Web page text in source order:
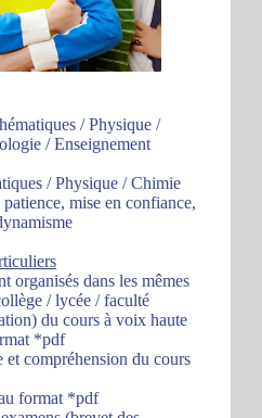
/ Physique /
/ Enseignement
/ Physique / Chimie
mise en confiance,
organisés dans les mêmes
/ lycée / faculté
du cours à voix haute
*pdf
et compréhension du cours
format *pdf